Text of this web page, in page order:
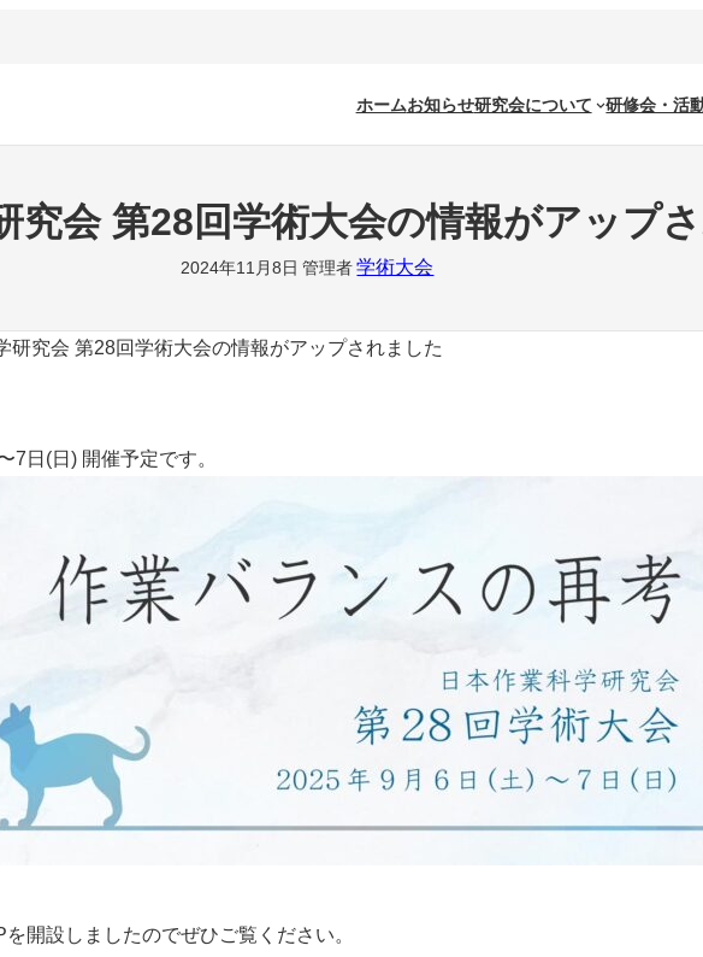
ホームお知らせ研究会について 研修会・活
究会 第28回学術大会の情報がアップ
2024年11月8日 管理者 学術大会
研究会 第28回学術大会の情報がアップされました
7日(日) 開催予定です。
開設しましたのでぜひご覧ください。